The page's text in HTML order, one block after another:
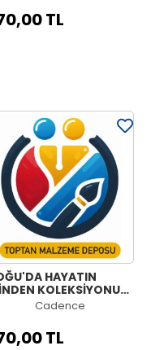
TL
HAYATIN
KOLEKSİYONU
06 90X125CM
Cadence
TL